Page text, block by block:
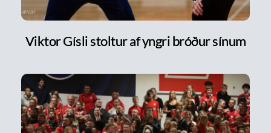
Viktor Gísli stoltur af yngri bróður sínum